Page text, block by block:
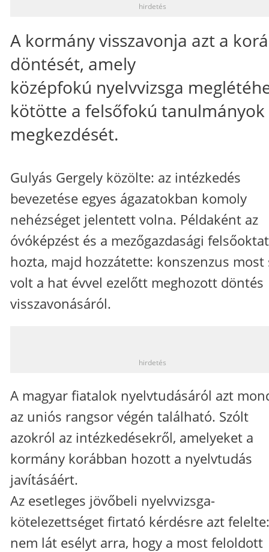
hirdetés
A kormány visszavonja azt a
döntését, amely
középfokú nyelvvizsga
kötötte a felsőfokú tanulmányok
megkezdését.
Gulyás Gergely közölte: az intézkedés
bevezetése egyes ágazatokban komoly
nehézséget jelentett volna. Példaként az
óvóképzést és a mezőgazdasági
hozta, majd hozzátette: konszenzus most
volt a hat évvel ezelőtt meghozott döntés
visszavonásáról.
hirdetés
A magyar fiatalok nyelvtudásáról azt
az uniós rangsor végén található. Szólt
azokról az intézkedésekről, amelyeket a
kormány korábban hozott a nyelvtudás
javításáért.
Az esetleges jövőbeli nyelvvizsga-
kötelezettséget firtató kérdésre azt felelte:
nem lát esélyt arra, hogy a most feloldott